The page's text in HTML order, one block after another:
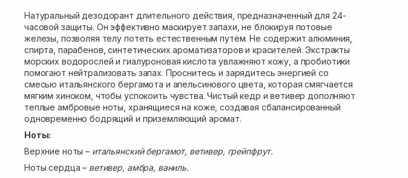
Натуральный дезодорант длительного действия, предназначенный для 24-
часовой защиты. Он эффективно маскирует запахи, не блокируя потовые
железы, позволяя телу потеть естественным путём. Не содержит алюминия,
спирта, парабенов, синтетических ароматизаторов и красителей. Экстракты
морских водорослей и гиалуроновая кислота увлажняют кожу, а пробиотики
помогают нейтрализовать запах. Проснитесь и зарядитесь энергией со
смесью итальянского бергамота и апельсинового цвета, которая смягчается
мягким хиноком, чтобы успокоить чувства. Чистый кедр и ветивер дополняют
теплые амбровые ноты, хранящиеся на коже, создавая сбалансированный
одновременно бодрящий и приземляющий аромат.
Ноты:
Верхние ноты – итальянский бергамот, ветивер, грейпфрут.
Ноты сердца – ветивер, амбра, ваниль.